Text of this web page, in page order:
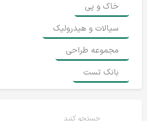
خاک و پی
سیالات و هیدرولیک
مجموعه طراحی
بانک تست